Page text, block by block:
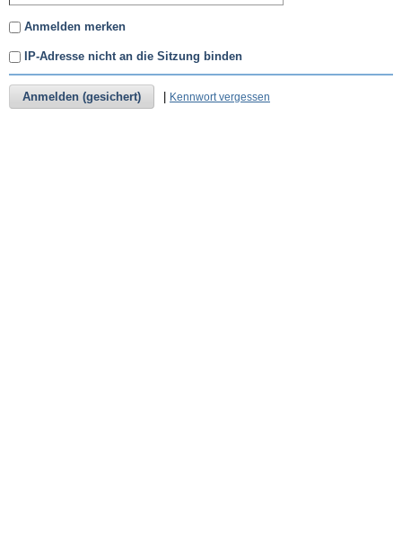
Anmelden merken
IP-Adresse nicht an die Sitzung binden
Anmelden (gesichert) Kennwort vergessen